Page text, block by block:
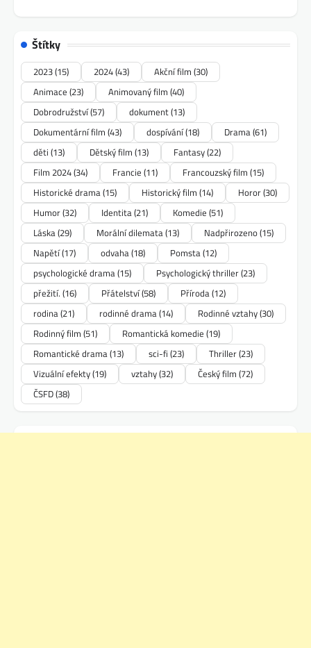
Štítky
2023(15) 2024(43) Akční film (30)
Animace (23) Animovaný film (40)
Dobrodružství(57) dokument(13)
Dokumentární film (43) dospívání(18) Drama(61)
děti (13) Dětský film (13) Fantasy(22)
Film 2024(34) Francie (11) Francouzský film (15)
Historické drama(15) Historický film (14) Horor(30)
Humor(32) Identita(21) Komedie (51)
Láska(29) Morální dilemata(13) Nadpřirozeno(15)
Napětí(17) odvaha(18) Pomsta(12)
psychologické drama(15) Psychologický thriller(23)
přežití. (16) Přátelství(58) Příroda(12)
rodina(21) rodinné drama(14) Rodinné vztahy(30)
Rodinný film (51) Romantická komedie (19)
Romantické drama(13) sci-fi (23) Thriller(23)
Vizuální efekty(19) vztahy(32) Český film (72)
ČSFD(38)